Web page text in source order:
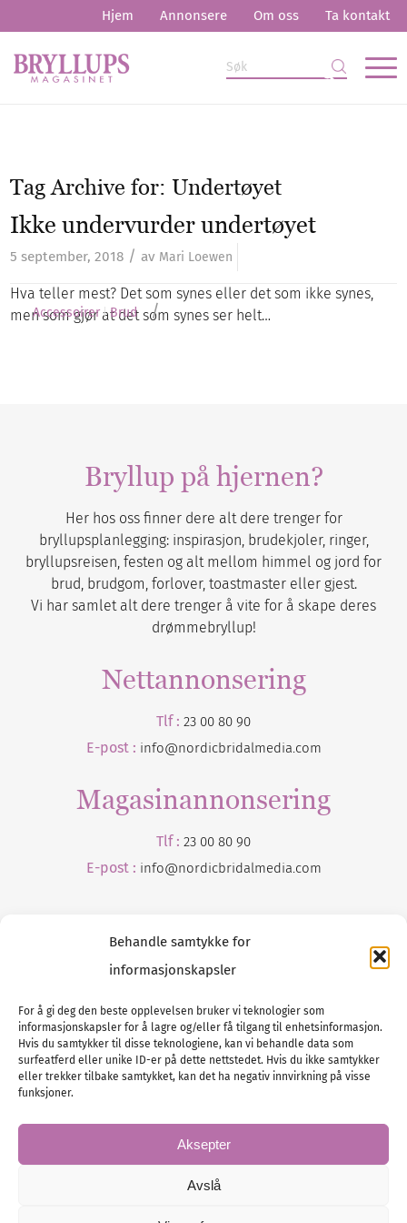
Behandle samtykke for
informasjonskapsler
For å gi deg den beste opplevelsen bruker vi teknologier som
informasjonskapsler for å lagre og/eller få tilgang til enhetsinformasjon.
Hvis du samtykker til disse teknologiene, kan vi behandle data som
surfeatferd eller unike ID-er på dette nettstedet. Hvis du ikke samtykker
eller trekker tilbake samtykket, kan det ha negativ innvirkning på visse
funksjoner.
Aksepter
Avslå
Hjem Annonsere Om oss Ta kontakt
Tag Archive for:Undertøyet
Ikke undervurder undertøyet
5 september, 2018 / av Mari Loewen
Hva teller mest? Det som synes eller det som ikke synes,
men som gjør at det som synes ser helt…
Accessoirer Brud /
Bryllup på hjernen?
Her hos oss finner dere alt dere trenger for
bryllupsplanlegging: inspirasjon, brudekjoler, ringer,
bryllupsreisen, festen og alt mellom himmel og jord for
brud, brudgom, forlover, toastmaster eller gjest.
Vi har samlet alt dere trenger å vite for å skape deres
drømmebryllup!
Nettannonsering
Tlf : 23 00 80 90
E-post : info@nordicbridalmedia.com
Magasinannonsering
Tlf : 23 00 80 90
E-post : info@nordicbridalmedia.com
Tlf :23 00 80 90
E-post :info@ nordicbridalmedia.com